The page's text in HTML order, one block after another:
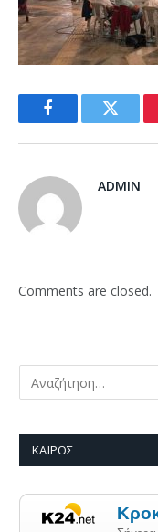
FacebookTwitter
ADMIN
Comments are closed.
ΚΑΙΡΌΣ